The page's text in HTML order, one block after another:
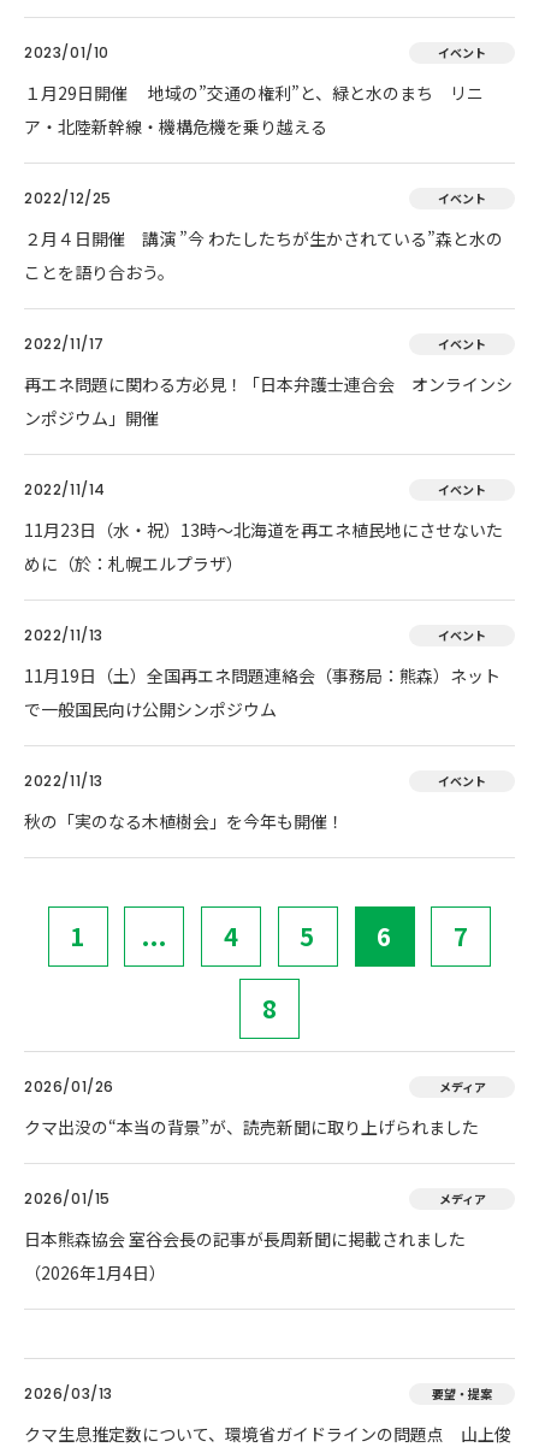
2023/01/10 イベント
１月29日開催 地域の”交通の権利”と、緑と水のまち リニ
ア・北陸新幹線・機構危機を乗り越える
2022/12/25 イベント
２月４日開催 講演 ”今 わたしたちが生かされている”森と水の
ことを語り合おう。
2022/11/17 イベント
再エネ問題に関わる方必見！「日本弁護士連合会 オンラインシ
ンポジウム」開催
2022/11/14 イベント
11月23日（水・祝）13時～北海道を再エネ植民地にさせないた
めに（於：札幌エルプラザ）
2022/11/13 イベント
11月19日（土）全国再エネ問題連絡会（事務局：熊森）ネット
で一般国民向け公開シンポジウム
2022/11/13 イベント
秋の「実のなる木植樹会」を今年も開催！
1 ... 4 5 6 7
8
2026/01/26 メディア
クマ出没の“本当の背景”が、読売新聞に取り上げられました
2026/01/15 メディア
日本熊森協会 室谷会長の記事が長周新聞に掲載されました
（2026年1月4日）
2026/03/13 要望・提案
クマ生息推定数について、環境省ガイドラインの問題点 山上俊